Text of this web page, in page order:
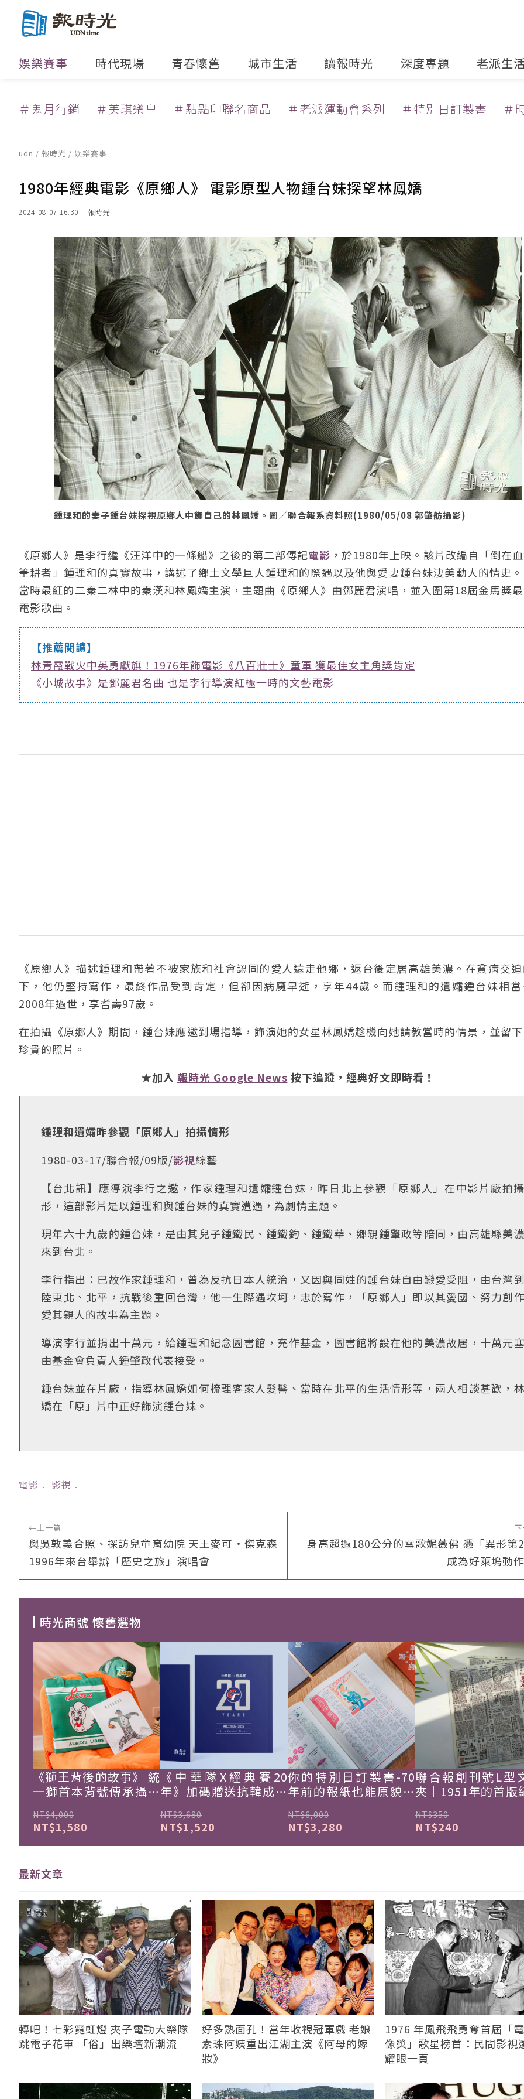
娛樂賽事 時代現場 青春懷舊 城市生活 讀報時光 深度專題 老派生
＃鬼月行銷 ＃美琪樂皂 ＃點點印聯名商品 ＃老派運動會系列 ＃特別日訂製書 ＃
udn / 報時光 / 娛樂賽事
1980年經典電影《原鄉人》 電影原型人物鍾台妹探望林鳳嬌
2024-08-07 16:30 報時光
鍾理和的妻子鍾台妹探視原鄉人中飾自己的林鳳嬌。圖／聯合報系資料照(1980/05/08 郭肇舫攝影)
《原鄉人》是李行繼《汪洋中的一條船》之後的第二部傳記電影 ，於1980年上映。該片改編自「倒在
筆耕者」鍾理和的真實故事，講述了鄉土文學巨人鍾理和的際遇以及他與愛妻鍾台妹淒美動人的情史
當時最紅的二秦二林中的秦漢和林鳳嬌主演，主題曲《原鄉人》由鄧麗君演唱，並入圍第18屆金馬獎
電影歌曲。
【推薦閱讀】
林青霞戰火中英勇獻旗！1976年飾電影《八百壯士》童軍 獲最佳女主角獎肯定
《小城故事》是鄧麗君名曲 也是李行導演紅極一時的文藝電影
《原鄉人》描述鍾理和帶著不被家族和社會認同的愛人遠走他鄉，返台後定居高雄美濃。在貧病交
下，他仍堅持寫作，最終作品受到肯定，但卻因病魔早逝，享年44歲。而鍾理和的遺孀鍾台妹相當
2008年過世，享耆壽97歲。
在拍攝《原鄉人》期間，鍾台妹應邀到場指導，飾演她的女星林鳳嬌趁機向她請教當時的情景，並留
珍貴的照片。
★加入 報時光 Google News 按下追蹤，經典好文即時看！
鍾理和遺孀昨參觀「原鄉人」拍攝情形
1980-03-17/聯合報/09版/影視綜藝
【台北訊】應導演李行之邀，作家鍾理和遺孀鍾台妹，昨日北上參觀「原鄉人」在中影片廠拍
形，這部影片是以鍾理和與鍾台妹的真實遭遇，為劇情主題。
現年六十九歲的鍾台妹，是由其兒子鍾鐵民、鍾鐵鈞、鍾鐵華、鄉親鍾肇政等陪同，由高雄縣美
來到台北。
李行指出：已故作家鍾理和，曾為反抗日本人統治，又因與同姓的鍾台妹自由戀愛受阻，由台灣
陸東北、北平，抗戰後重回台灣，他一生際遇坎坷，忠於寫作，「原鄉人」即以其愛國、努力創作
愛其親人的故事為主題。
導演李行並捐出十萬元，給鍾理和紀念圖書館，充作基金，圖書館將設在他的美濃故居，十萬元
由基金會負責人鍾肇政代表接受。
鍾台妹並在片廠，指導林鳳嬌如何梳理客家人髮髻、當時在北平的生活情形等，兩人相談甚歡，
嬌在「原」片中正好飾演鍾台妹。
電影 ﹒ 影視 ﹒
←上一篇
與吳敦義合照、探訪兒童育幼院 天王麥可・傑克森
1996年來台舉辦「歷史之旅」演唱會
身高超過180公分的雪歌妮薇佛 憑「異形第2
成為好萊塢動
時光商號 懷舊選物
《獅王背後的故事》 統
一獅首本背號傳承攝影
NT$4,000
NT$1,580
《中華隊X經典賽20
年》加碼贈送抗韓成功
NT$3,680
NT$1,520
你的特別日訂製書-70
年前的報紙也能原貌重
NT$6,000
NT$3,280
聯合報創刊號L型
夾｜1951年的首版
NT$350
NT$240
最新文章
轉吧！七彩霓虹燈 夾子電動大樂隊
跳電子花車 「俗」出樂壇新潮流
好多熟面孔！當年收視冠軍戲 老娘
素珠阿姨重出江湖主演《阿母的嫁
妝》
1976 年鳳飛飛勇奪首屆「
像獎」歌星榜首：民間影視
耀眼一頁